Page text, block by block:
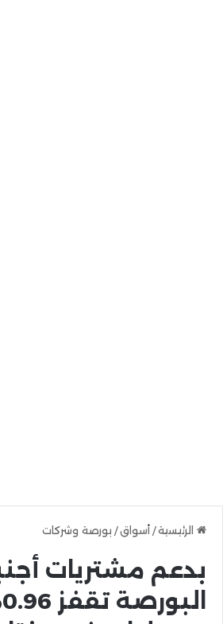
الرئيسية/ أسواق/ بورصة وشركات
بدعم مشتريات